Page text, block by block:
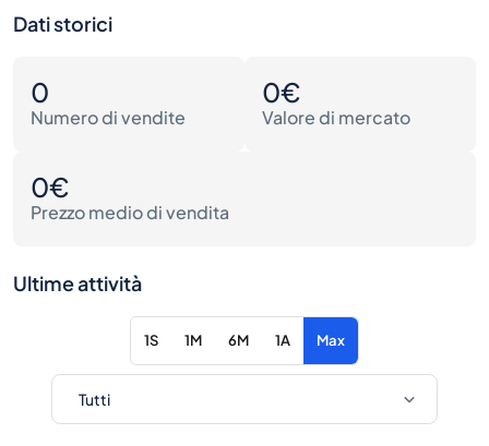
Dati storici
0
Numero di vendite
0€
Valore di mercato
0€
Prezzo medio di vendita
Ultime attività
1S 1M 6M 1A Max